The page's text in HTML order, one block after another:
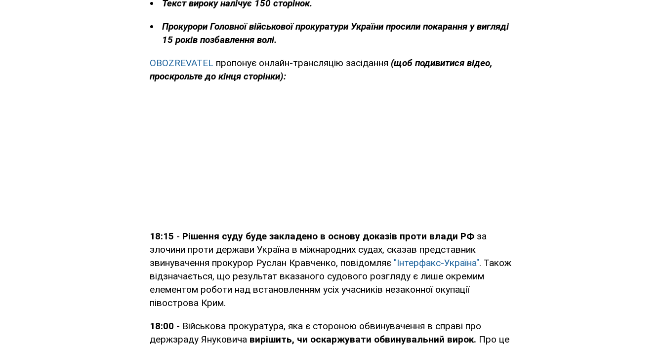
Текст вироку налічує 150 сторінок.
Прокурори Головної військової прокуратури України просили покарання у вигляді
15 років позбавлення волі.
OBOZREVATEL пропонує онлайн-трансляцію засідання (щоб подивитися відео,
проскрольте до кінця сторінки):
18:15 - Рішення суду буде закладено в основу доказів проти влади РФ за
злочини проти держави Україна в міжнародних судах, сказав представник
звинувачення прокурор Руслан Кравченко, повідомляє "Інтерфакс-Україна". Також
відзначається, що результат вказаного судового розгляду є лише окремим
елементом роботи над встановленням усіх учасників незаконної окупації
півострова Крим.
18:00 - Військова прокуратура, яка є стороною обвинувачення в справі про
держзраду Януковича вирішить, чи оскаржувати обвинувальний вирок. Про це